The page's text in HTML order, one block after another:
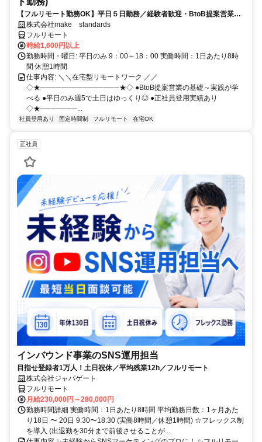
【フルリモート勤務OK】平日５日勤務／経験者歓迎・BtoB提案営業で
スキルアップ
株式会社make standards
フルリモート
時給1,600円以上
勤務時間・曜日: 平日のみ 9：00～18：00 実働時間：1日あたり8時
間 休憩1時間
仕事内容: ＼＼在宅型リモートワーク ／／
◇★───────────────★◇ ●BtoB提案営業の基礎～実践が学
べる ●平日のみ週5で土日はゆっくり◎ ●正社員登用実績あり
◇★───────...
社員登用あり 固定時間制 フルリモート 在宅OK
正社員
インバウンド事業のSNS運用担当
目指せ登録者1万人！土日祝休／平均残業12h／フルリモート
株式会社ジャパゲート
フルリモート
月給230,000円～280,000円
勤務時間詳細 実働時間：1日あたり8時間 平均勤務日数：1ヶ月あた
り18日 〜 20日 9:30〜18:30 (実働8時間／休憩1時間) ☆フレックス制
を導入 (出退勤を30分まで前後させることが...